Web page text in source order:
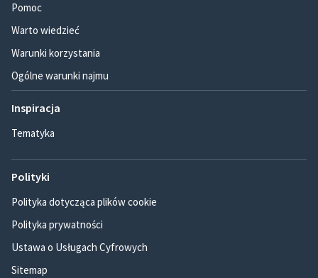
Pomoc
Warto wiedzieć
Warunki korzystania
Ogólne warunki najmu
Inspiracja
Tematyka
Polityki
Polityka dotycząca plików cookie
Polityka prywatności
Ustawa o Usługach Cyfrowych
Sitemap